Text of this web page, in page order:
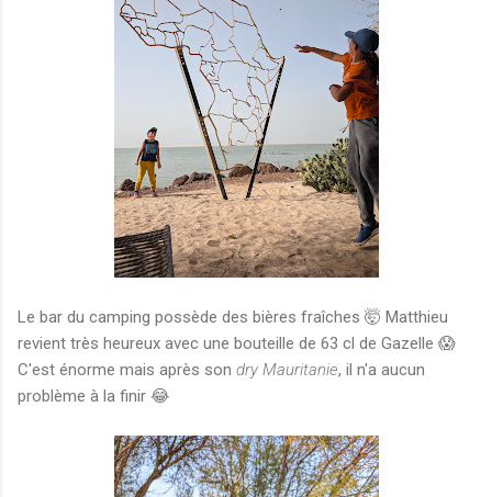
Le bar du camping possède des bières fraîches 🤯 Matthieu
revient très heureux avec une bouteille de 63 cl de Gazelle 😱
C'est énorme mais après son dry Mauritanie, il n'a aucun
problème à la finir 😂